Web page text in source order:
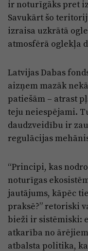
ir noturīgāks pret
Savukārt šo
izraisa uzkrātā
atmosfērā oglekļa
Latvijas Dabas
aizņem mazāk
patiešām – atrast
teju neiespējami.
daudzveidību ir
regulācijas
“Principi, kas
noturīgas
jautājums, kāpēc
praksē?” retoriski
bieži ir sistēmiski:
atkarība no
atbalsta politika,